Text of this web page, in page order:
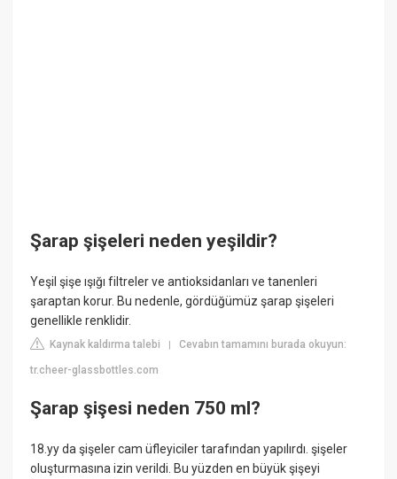
Şarap şişeleri neden yeşildir?
Yeşil şişe ışığı filtreler ve antioksidanları ve tanenleri
şaraptan korur. Bu nedenle, gördüğümüz şarap şişeleri
genellikle renklidir.
Kaynak kaldırma talebi |Cevabın tamamını burada okuyun:
tr.cheer-glassbottles.com
Şarap şişesi neden 750 ml?
18.yy da şişeler cam üfleyiciler tarafından yapılırdı. şişeler
oluşturmasına izin verildi. Bu yüzden en büyük şişeyi